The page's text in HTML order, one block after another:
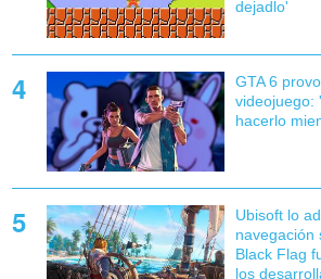
dejadlo'
GTA 6
videojuego:
hacerlo
Ubisoft lo
navegación
Black Flag
los